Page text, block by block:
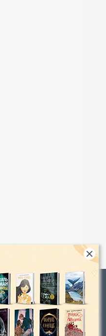
Богдан»: